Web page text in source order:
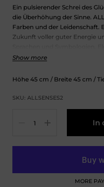
Ein pulsierender Schrei des
die Überhöhung der Sinne.
Farben und der Leidenschaft.
Zukunft voller guter Energie
und rätselhafte Weise
kommunizieren.
Die ALL SENSES-Kissen sind
Material: 100% Baumwolle
Show more
Höhe 45 cm / Breite 45 cm /
SKU: ALLSENSES2
In
MORE